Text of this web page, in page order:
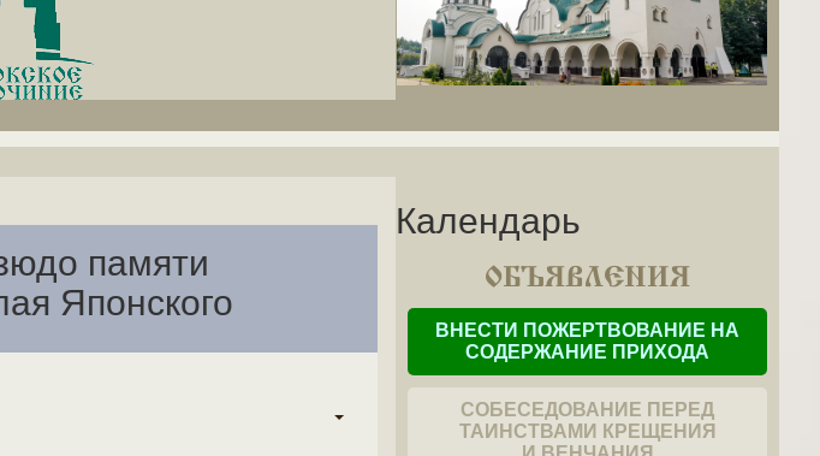
памяти
Японского
Календарь
ОБЪЯВЛЕНИЯ
ВНЕСТИ ПОЖЕРТВОВАНИЕ НА
СОДЕРЖАНИЕ ПРИХОДА
СОБЕСЕДОВАНИЕ ПЕРЕД
ТАИНСТВАМИ КРЕЩЕНИЯ